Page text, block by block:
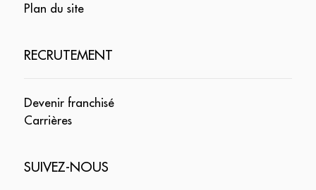
Plan du site
RECRUTEMENT
Devenir franchisé
Carrières
SUIVEZ-NOUS